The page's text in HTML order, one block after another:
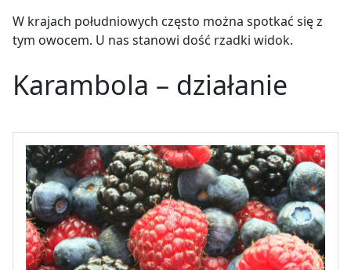
W krajach południowych często można spotkać się z
tym owocem. U nas stanowi dość rzadki widok.
Karambola – działanie